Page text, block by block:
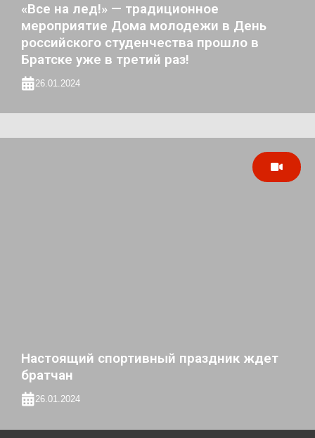
«Все на лед!» — традиционное
мероприятие Дома молодежи в День
российского студенчества прошло в
Братске уже в третий раз!
26.01.2024
Настоящий спортивный праздник ждет
братчан
26.01.2024